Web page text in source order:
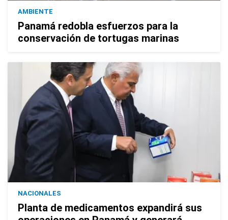
AMBIENTE
Panamá redobla esfuerzos para la
conservación de tortugas marinas
NACIONALES
Planta de medicamentos expandirá sus